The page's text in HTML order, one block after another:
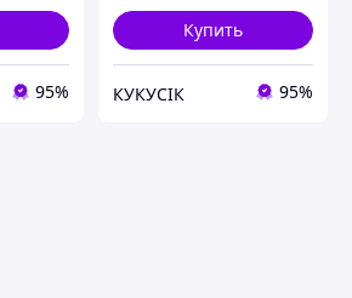
95%
Купить
КУКУСІК 95%